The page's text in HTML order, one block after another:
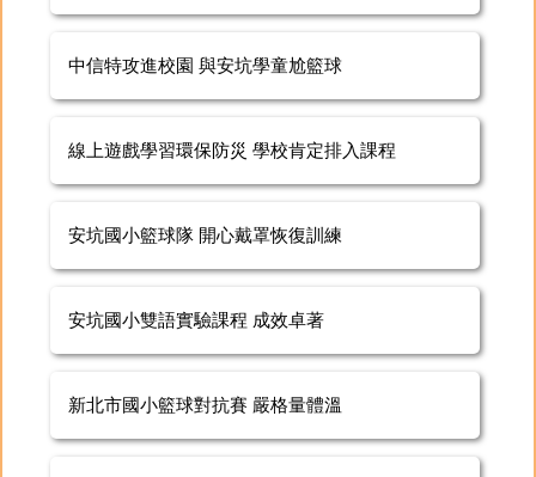
中信特攻進校園 與安坑學童尬籃球
線上遊戲學習環保防災 學校肯定排入課程
安坑國小籃球隊 開心戴罩恢復訓練
安坑國小雙語實驗課程 成效卓著
新北市國小籃球對抗賽 嚴格量體溫